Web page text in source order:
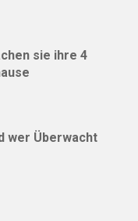
sie ihre 4
wer Überwacht